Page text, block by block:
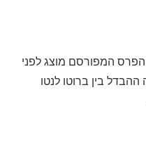
המפורסם מוצג לפני
בין ברוטו לנטו